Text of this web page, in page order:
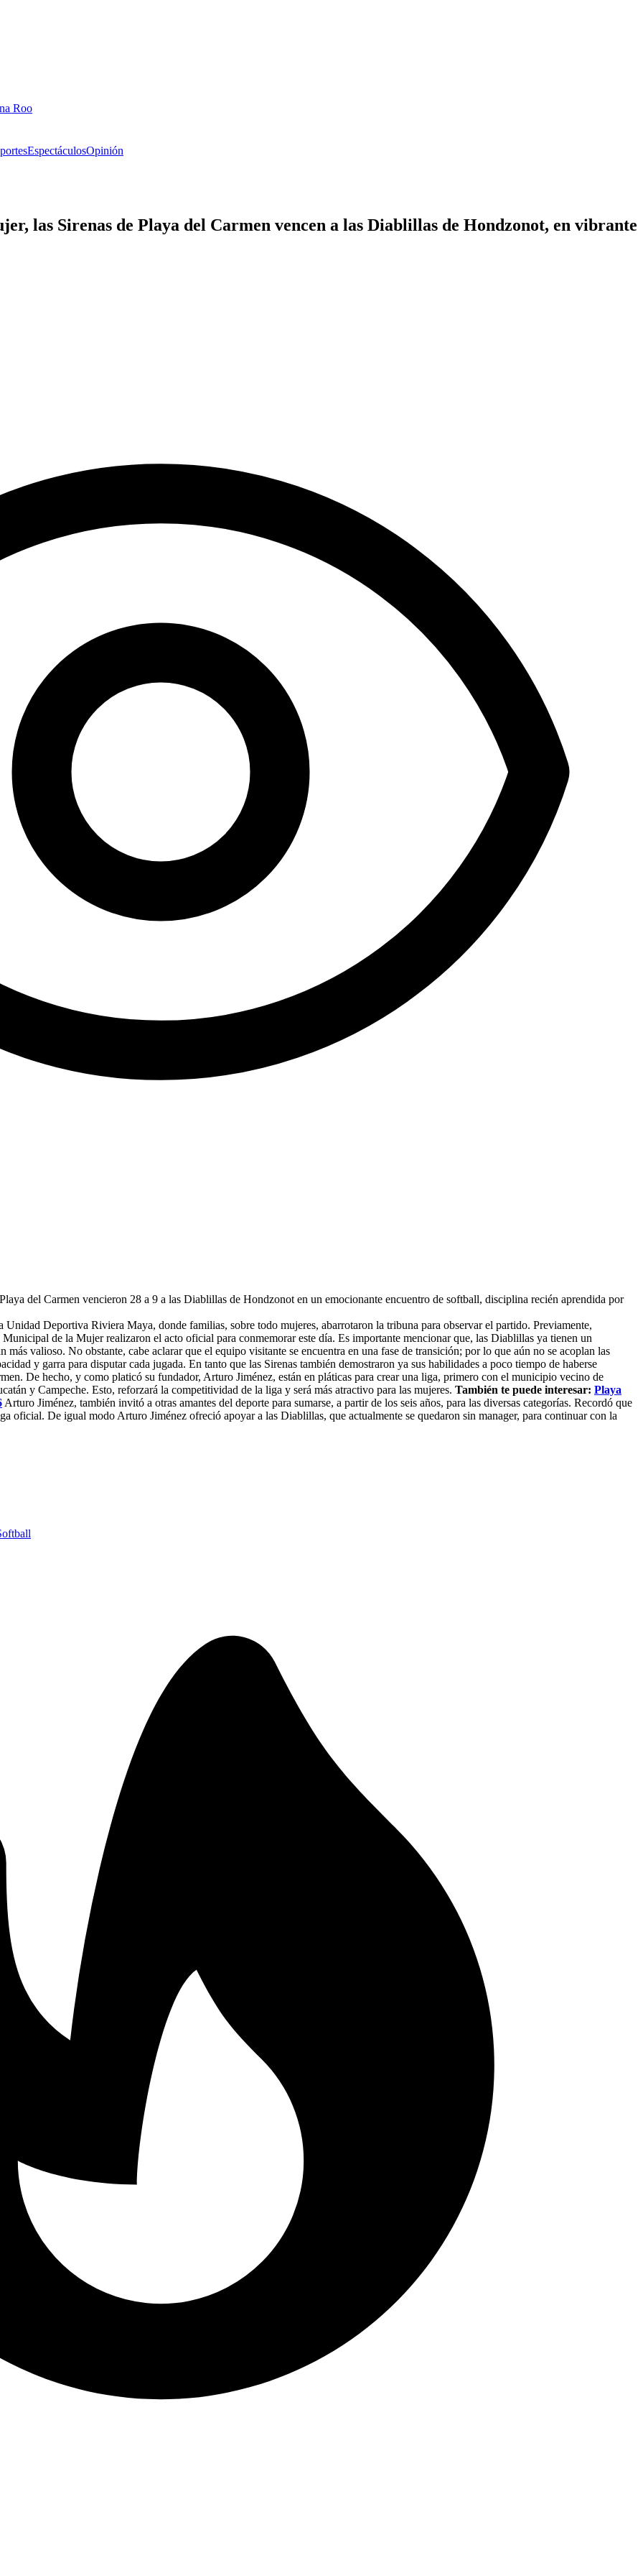
Roo
EspectáculosOpinión
las Sirenas de Playa del Carmen vencen a las Diablillas de Hondzonot, en vibrante
del Carmen vencieron 28 a 9 a las Diablillas de Hondzonot en un emocionante encuentro de softball, disciplina recién aprendida por
Unidad Deportiva Riviera Maya, donde familias, sobre todo mujeres, abarrotaron la tribuna para observar el partido. Previamente,
de la Mujer realizaron el acto oficial para conmemorar este día. Es importante mencionar que, las Diablillas ya tienen un
valioso. No obstante, cabe aclarar que el equipo visitante se encuentra en una fase de transición; por lo que aún no se acoplan las
y garra para disputar cada jugada. En tanto que las Sirenas también demostraron ya sus habilidades a poco tiempo de haberse
De hecho, y como platicó su fundador, Arturo Jiménez, están en pláticas para crear una liga, primero con el municipio vecino de
y Campeche. Esto, reforzará la competitividad de la liga y será más atractivo para las mujeres. También te puede interesar: Playa
Arturo Jiménez, también invitó a otras amantes del deporte para sumarse, a partir de los seis años, para las diversas categorías. Recordó que
oficial. De igual modo Arturo Jiménez ofreció apoyar a las Diablillas, que actualmente se quedaron sin manager, para continuar con la